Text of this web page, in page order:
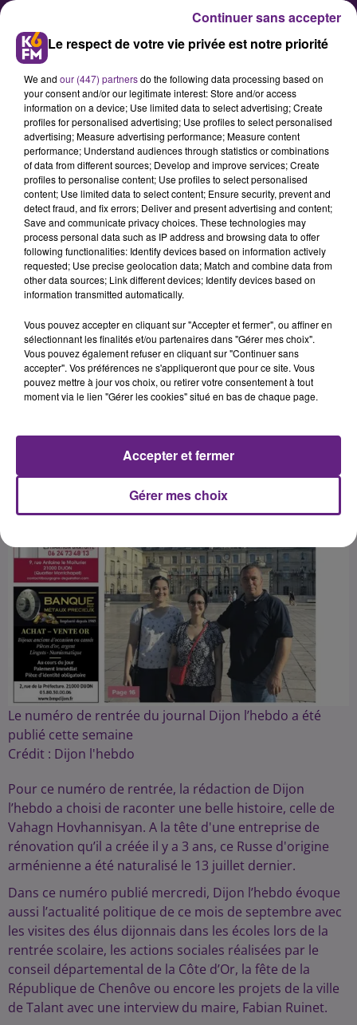
Avez-vous lu le nouveau Dijon
l’hebdo ?
Le numéro de rentrée du journal
Dijon l’hebdo a été publié cette
semaine.
Publié : 15 septembre 2023 à 19h59 par Fabrice Aubry
Le numéro de rentrée du journal Dijon l’hebdo a été
publié cette semaine
Crédit : Dijon l'hebdo
Pour ce numéro de rentrée, la rédaction de Dijon
l’hebdo a choisi de raconter une belle histoire, celle de
Vahagn Hovhannisyan. A la tête d'une entreprise de
rénovation qu’il a créée il y a 3 ans, ce Russe d'origine
arménienne a été naturalisé le 13 juillet dernier.
Dans ce numéro publié mercredi, Dijon l’hebdo évoque
aussi l’actualité politique de ce mois de septembre avec
les visites des élus dijonnais dans les écoles lors de la
rentrée scolaire, les actions sociales réalisées par le
conseil départemental de la Côte d’Or, la fête de la
République de Chenôve ou encore les projets de la ville
de Talant avec une interview du maire, Fabian Ruinet.
Le respect de votre vie privée est notre priorité
We and our (447) partnersdo the following data processing based on
your consent and/or our legitimate interest: Store and/or access
information on a device; Use limited data to select advertising; Create
profiles for personalised advertising; Use profiles to select personalised
advertising; Measure advertising performance; Measure content
performance; Understand audiences through statistics or combinations
of data from different sources; Develop and improve services; Create
profiles to personalise content; Use profiles to select personalised
content; Use limited data to select content; Ensure security, prevent and
detect fraud, and fix errors; Deliver and present advertising and content;
Save and communicate privacy choices. These technologies may
process personal data such as IP address and browsing data to offer
following functionalities: Identify devices based on information actively
requested; Use precise geolocation data; Match and combine data from
other data sources; Link different devices; Identify devices based on
information transmitted automatically.
Vous pouvez accepter en cliquant sur "Accepter et fermer", ou affiner en
sélectionnant les finalités et/ou partenaires dans "Gérer mes choix".
Vous pouvez également refuser en cliquant sur "Continuer sans
accepter". Vos préférences ne s'appliqueront que pour ce site. Vous
pouvez mettre à jour vos choix, ou retirer votre consentement à tout
moment via le lien "Gérer les cookies" situé en bas de chaque page.
Gérer mes choix
Accepter et fermer
Continuer sans accepter